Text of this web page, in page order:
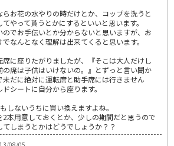
お花の水やりの時だけとか、コップを洗うと
やって貰うとかにするといいと思います。
のでお手伝いとか分からないと思いますが、お
なんとなく理解は出来てくると思います。
席に座りたがりましたが、『そこは大人だけし
の席は子供はいけないの。』とずっと言い聞か
だに絶対に運転席と助手席には行きません
シートに自分から座ります。
しないうちに買い換えますよね。
2本用意しておくとか、少しの期間だと思うので
しまうとかはどうでしょうか？？